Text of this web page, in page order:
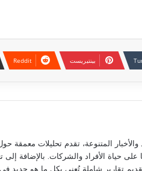
بينتيريست
المتنوعة، تقدم تحليلات معمقة حول
على حياة الأفراد والشركات. بالإضافة
تقارير شاملة تُعنى بكل ما هو جديد في